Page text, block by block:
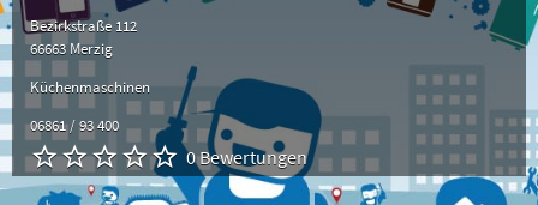
Bezirkstraße 112
66663 Merzig
Küchenmaschinen
06861 / 93 400
0 Bewertungen